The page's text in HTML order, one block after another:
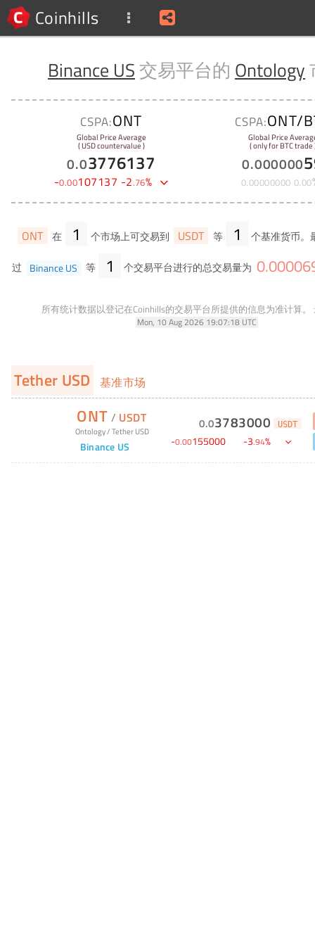
Coinhills
Binance US 交易平台的 Ontology
CSPA:ONT
Global Price Average
( USD countervalue )
0.03776137
-0.00107137 -2.76%
CSPA:ONT/
Global Price
( only for BTC trade
0.000000
0.00000000 0.00
ONT 在 1 个市场上可交易到 USDT 等 1 个基准货币。
过 Binance US 等 1 个交易平台进行的总交易量为 0.
所有统计数据以登记在Coinhills的交易平台所提供的信息为准计算。
Mon, 10 Aug 2026 19:07:18 UTC
Tether USD 基准市场
ONT / USDT
Ontology/Tether USD
Binance US
0.03783000 USDT
-0.00155000 -3.94%